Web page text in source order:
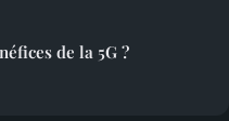
de la 5G ?